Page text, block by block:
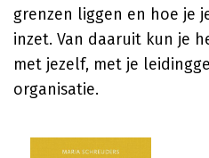
grenzen liggen en hoe je
inzet. Van daaruit kun je
met jezelf, met je
organisatie.